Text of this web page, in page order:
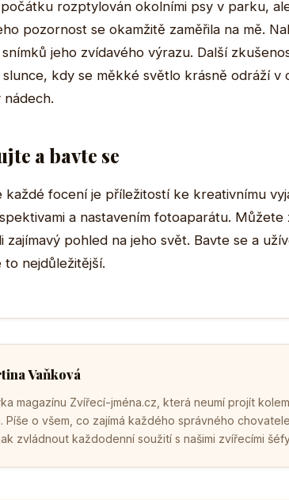
rozptylován okolními psy v parku,
pozornost se okamžitě zaměřila na mě.
jeho zvídavého výrazu. Další
kdy se měkké světlo krásně odráží v
nádech.
a bavte se
každé focení je příležitostí ke kreativnímu
a nastavením fotoaparátu.
zajímavý pohled na jeho svět. Bavte se a
to nejdůležitější.
Vaňková
magazínu Zvířecí-jména.cz, která neumí projít
Píše o všem, co zajímá každého správného
zvládnout každodenní soužití s našimi zvířecími